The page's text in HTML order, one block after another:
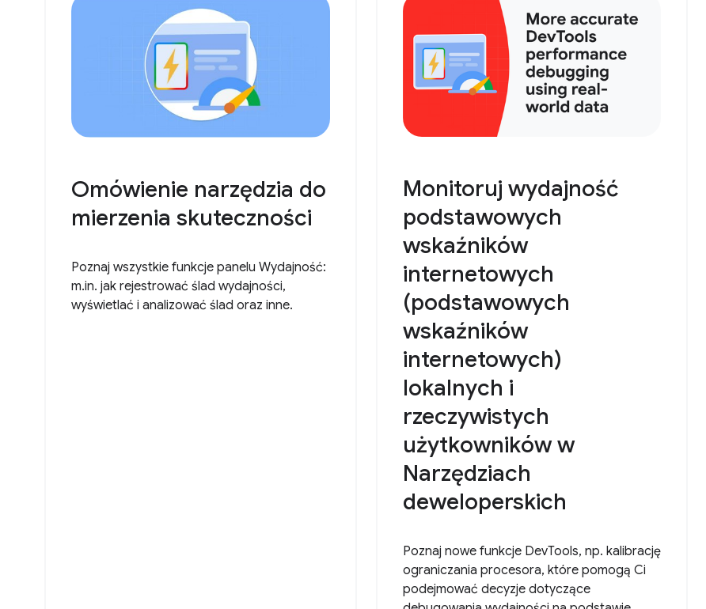
Omówienie narzędzia do
mierzenia skuteczności
Poznaj wszystkie funkcje panelu Wydajność:
m.in. jak rejestrować ślad wydajności,
wyświetlać i analizować ślad oraz inne.
Monitoruj wydajność
podstawowych
wskaźników
internetowych
(podstawowych
wskaźników
internetowych)
lokalnych i
rzeczywistych
użytkowników w
Narzędziach
deweloperskich
Poznaj nowe funkcje DevTools, np. kalibrację
ograniczania procesora, które pomogą Ci
podejmować decyzje dotyczące